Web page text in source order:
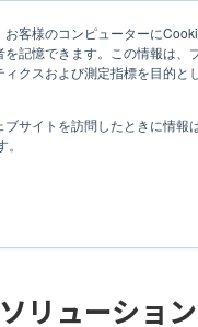
お客様のコンピューターに
記憶できます。この情報は
クスおよび測定指標を目的
サイトを訪問したときに情
サービス紹介 事例
ション 「JOINT iPaaS for
リューショ